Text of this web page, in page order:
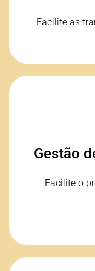
Facilite as
Gestão
Facilite o